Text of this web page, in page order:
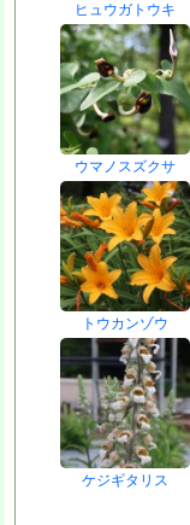
ヒュウガトウキ
ウマノスズクサ
トウカンゾウ
ケジギタリス